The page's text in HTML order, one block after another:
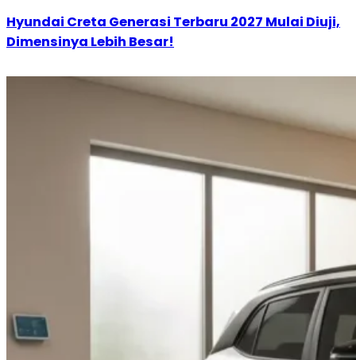
Hyundai Creta Generasi Terbaru 2027 Mulai Diuji,
Dimensinya Lebih Besar!